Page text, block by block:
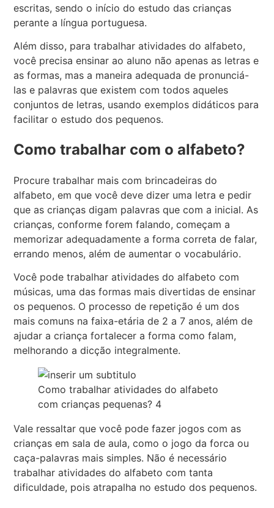
escritas, sendo o início do estudo das crianças
perante a língua portuguesa.
Além disso, para trabalhar atividades do alfabeto,
você precisa ensinar ao aluno não apenas as letras e
as formas, mas a maneira adequada de pronunciá-
las e palavras que existem com todos aqueles
conjuntos de letras, usando exemplos didáticos para
facilitar o estudo dos pequenos.
Como trabalhar com o alfabeto?
Procure trabalhar mais com brincadeiras do
alfabeto, em que você deve dizer uma letra e pedir
que as crianças digam palavras que com a inicial. As
crianças, conforme forem falando, começam a
memorizar adequadamente a forma correta de falar,
errando menos, além de aumentar o vocabulário.
Você pode trabalhar atividades do alfabeto com
músicas, uma das formas mais divertidas de ensinar
os pequenos. O processo de repetição é um dos
mais comuns na faixa-etária de 2 a 7 anos, além de
ajudar a criança fortalecer a forma como falam,
melhorando a dicção integralmente.
Como trabalhar atividades do alfabeto
com crianças pequenas? 4
Vale ressaltar que você pode fazer jogos com as
crianças em sala de aula, como o jogo da forca ou
caça-palavras mais simples. Não é necessário
trabalhar atividades do alfabeto com tanta
dificuldade, pois atrapalha no estudo dos pequenos.